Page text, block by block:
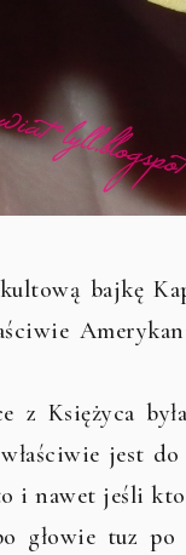
bajkę
z Księżyca
jest
i nawet jeśli
głowie tuz